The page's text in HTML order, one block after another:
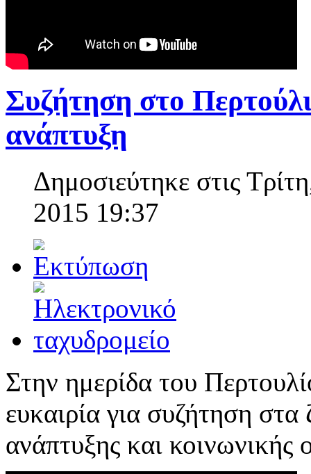
Συζήτηση στο
ανάπτυξη
Δημοσιεύτηκε στις
2015 19:37
Στην ημερίδα του
ευκαιρία για συζήτηση στα
ανάπτυξης και κοινωνικής